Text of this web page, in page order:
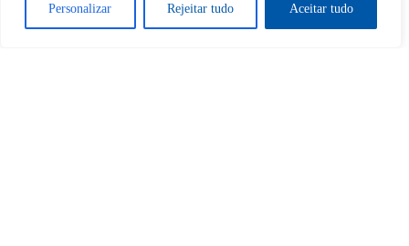
Personalizar Rejeitar tudo Aceitar tudo
Desbloquear esquerda : 0